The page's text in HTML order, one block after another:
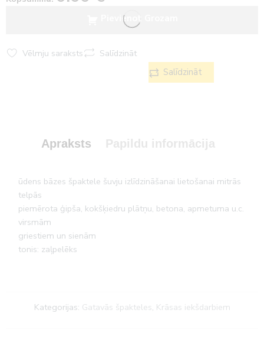
Pievienot Grozam
Vēlmju saraksts
Salīdzināt
Salīdzināt
Apraksts Papildu informācija
ūdens bāzes špaktele šuvju izlīdzināšanai lietošanai mitrās
telpās
piemērota ģipša, kokšķiedru plātņu, betona, apmetuma u.c.
virsmām
griestiem un sienām
tonis: zaļpelēks
Kategorijas: Gatavās špakteles, Krāsas iekšdarbiem